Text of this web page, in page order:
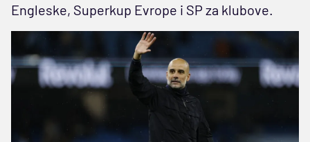
Engleske, Superkup Evrope i SP za klubove.